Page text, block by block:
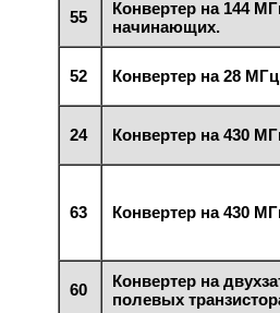
55
Конвертер на 144
начинающих.
52 Конвертер на 28
24 Конвертер на 430
63 Конвертер на 430
60
Конвертер на
полевых